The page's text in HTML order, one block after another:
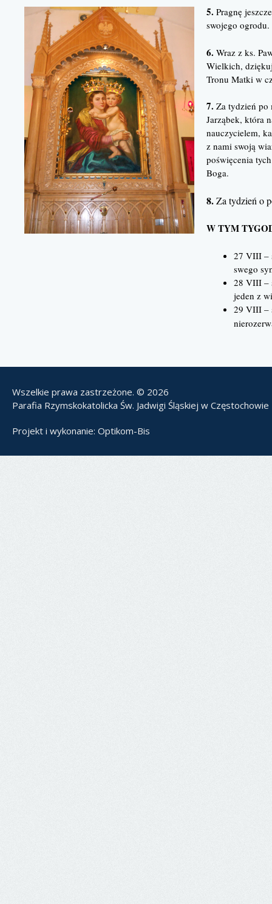
5. Pragnę
swojego ogrodu.
6. Wraz z ks.
Wielkich,
Tronu Matki w
7. Za tydzień po
Jarząbek, która
nauczycielem,
z nami swoją
poświęcenia
Boga.
8.Za tydzień o
W TYM
27 VIII –
swego
28 VIII –
jeden z
29 VIII –
Wszelkie prawa zastrzeżone. © 2026
Parafia Rzymskokatolicka Św. Jadwigi Śląskiej w Częstochowie
Projekt i wykonanie: Optikom-Bis